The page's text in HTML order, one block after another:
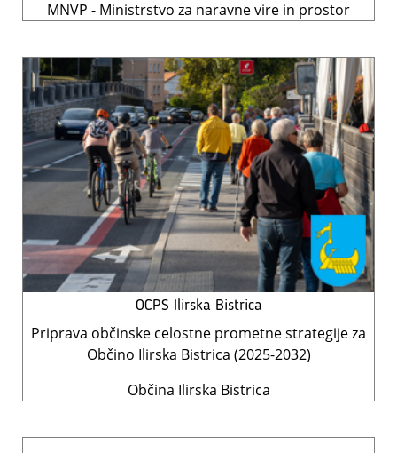
MNVP - Ministrstvo za naravne vire in prostor
OCPS Ilirska Bistrica
Priprava občinske celostne prometne strategije za
Občino Ilirska Bistrica (2025-2032)
Občina Ilirska Bistrica